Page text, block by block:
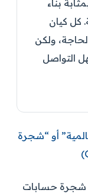
بناء
كل كيان
ولكن
التواصل
أو “شجرة
حسابات